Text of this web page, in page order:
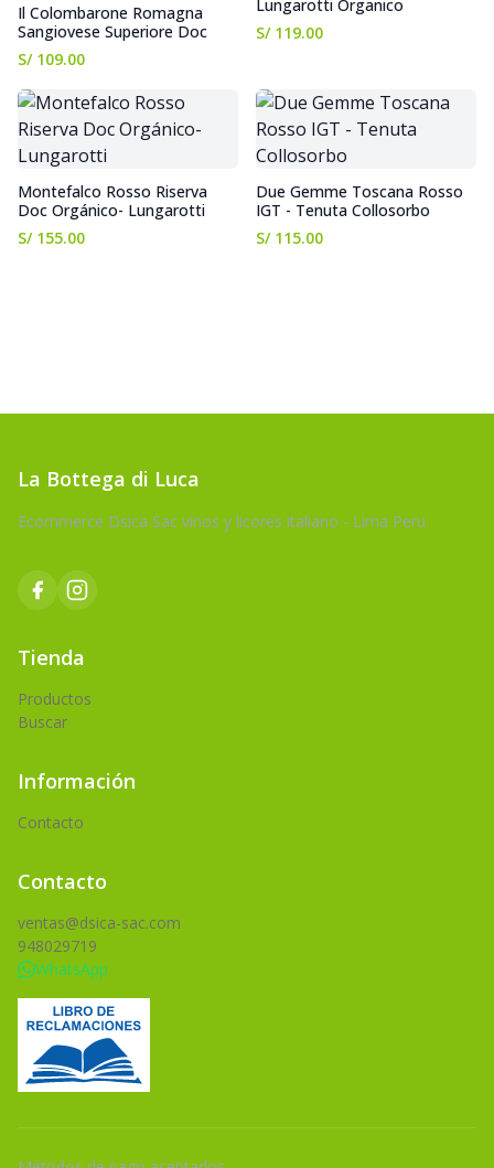
Il Colombarone Romagna
Sangiovese Superiore Doc
S/ 109.00
Lungarotti Organico
S/ 119.00
Montefalco Rosso Riserva
Doc Orgánico- Lungarotti
S/ 155.00
Due Gemme Toscana Rosso
IGT - Tenuta Collosorbo
S/ 115.00
La Bottega di Luca
Ecommerce Dsica Sac vinos y licores italiano - Lima Peru
Tienda
Productos
Buscar
Información
Contacto
Contacto
ventas@dsica-sac.com
948029719
WhatsApp